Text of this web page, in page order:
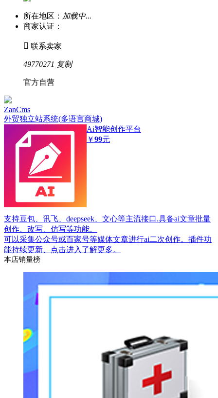
所在地区： 加载中...
商家认证：
 联系卖家
49770271 复制
官方自营
ZanCms
外贸独立站系统(多语言商城)
Ai智能创作平台
￥99元
支持豆包、讯飞、deepseek、文心等主流接口.具备ai文章批量
创作、改写、仿写等功能。
可以采集公众号或百家号等媒体文章进行ai二次创作。插件功
能持续更新、点击进入了解更多。
本店销量榜